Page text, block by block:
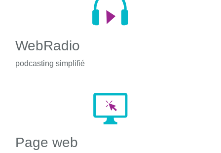
WebRadio
podcasting simplifié
Page web